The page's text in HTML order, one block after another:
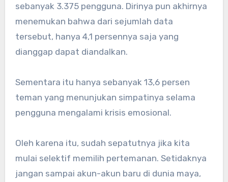
sebanyak 3.375 pengguna. Dirinya pun akhirnya
menemukan bahwa dari sejumlah data
tersebut, hanya 4,1 persennya saja yang
dianggap dapat diandalkan.
Sementara itu hanya sebanyak 13,6 persen
teman yang menunjukan simpatinya selama
pengguna mengalami krisis emosional.
Oleh karena itu, sudah sepatutnya jika kita
mulai selektif memilih pertemanan. Setidaknya
jangan sampai akun-akun baru di dunia maya,